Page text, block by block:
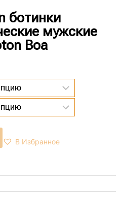
ботинки
мужские
Boa
В Избранное